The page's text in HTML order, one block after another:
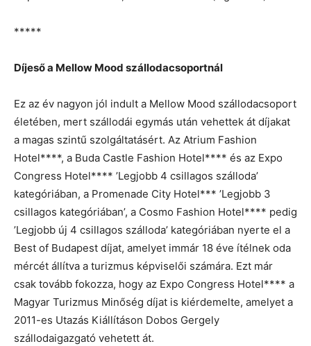
*****
Díjeső a Mellow Mood szállodacsoportnál
Ez az év nagyon jól indult a Mellow Mood szállodacsoport
életében, mert szállodái egymás után vehettek át díjakat
a magas szintű szolgáltatásért. Az Atrium Fashion
Hotel****, a Buda Castle Fashion Hotel**** és az Expo
Congress Hotel**** ’Legjobb 4 csillagos szálloda’
kategóriában, a Promenade City Hotel*** ’Legjobb 3
csillagos kategóriában’, a Cosmo Fashion Hotel**** pedig
’Legjobb új 4 csillagos szálloda’ kategóriában nyerte el a
Best of Budapest díjat, amelyet immár 18 éve ítélnek oda
mércét állítva a turizmus képviselői számára. Ezt már
csak tovább fokozza, hogy az Expo Congress Hotel**** a
Magyar Turizmus Minőség díjat is kiérdemelte, amelyet a
2011-es Utazás Kiállításon Dobos Gergely
szállodaigazgató vehetett át.